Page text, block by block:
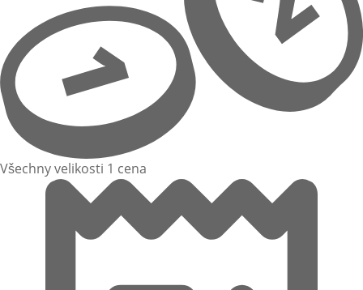
Všechny velikosti 1 cena